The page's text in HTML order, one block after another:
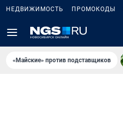
НЕДВИЖИМОСТЬ ПРОМОКОДЫ
«Майские» против подставщиков